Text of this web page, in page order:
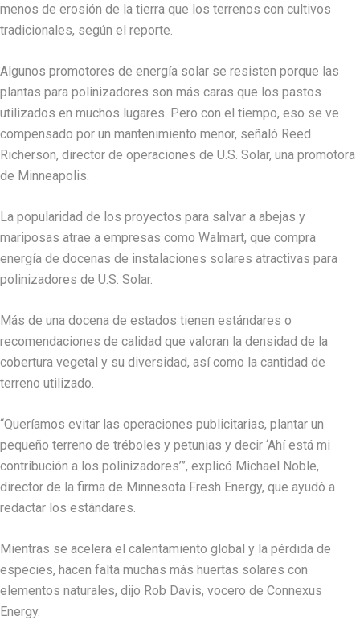
menos de erosión de la tierra que los terrenos con cultivos
tradicionales, según el reporte.
Algunos promotores de energía solar se resisten porque las
plantas para polinizadores son más caras que los pastos
utilizados en muchos lugares. Pero con el tiempo, eso se ve
compensado por un mantenimiento menor, señaló Reed
Richerson, director de operaciones de U.S. Solar, una promotora
de Minneapolis.
La popularidad de los proyectos para salvar a abejas y
mariposas atrae a empresas como Walmart, que compra
energía de docenas de instalaciones solares atractivas para
polinizadores de U.S. Solar.
Más de una docena de estados tienen estándares o
recomendaciones de calidad que valoran la densidad de la
cobertura vegetal y su diversidad, así como la cantidad de
terreno utilizado.
“Queríamos evitar las operaciones publicitarias, plantar un
pequeño terreno de tréboles y petunias y decir ‘Ahí está mi
contribución a los polinizadores’”, explicó Michael Noble,
director de la firma de Minnesota Fresh Energy, que ayudó a
redactar los estándares.
Mientras se acelera el calentamiento global y la pérdida de
especies, hacen falta muchas más huertas solares con
elementos naturales, dijo Rob Davis, vocero de Connexus
Energy.